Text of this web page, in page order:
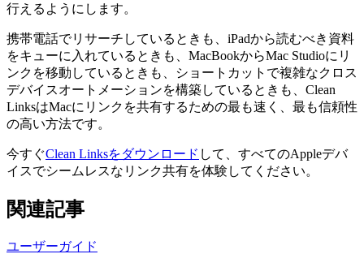
行えるようにします。
携帯電話でリサーチしているときも、iPadから読むべき資料
をキューに入れているときも、MacBookからMac Studioにリ
ンクを移動しているときも、ショートカットで複雑なクロス
デバイスオートメーションを構築しているときも、Clean
LinksはMacにリンクを共有するための最も速く、最も信頼性
の高い方法です。
今すぐClean Linksをダウンロード して、すべてのAppleデバ
イスでシームレスなリンク共有を体験してください。
関連記事
ユーザーガイド